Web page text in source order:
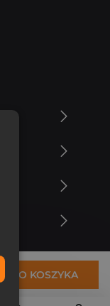
DO KOSZYKA